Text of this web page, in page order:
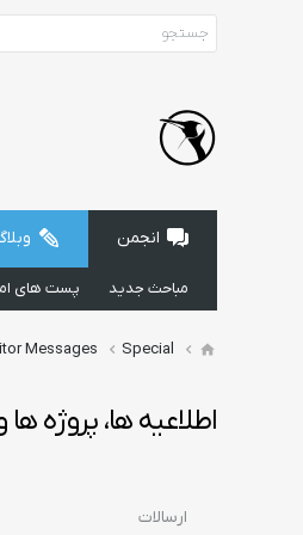
انجمن
مباحث جدید پست های
Special
Messages
اطلاعیه ها، پروژه
ارسالات